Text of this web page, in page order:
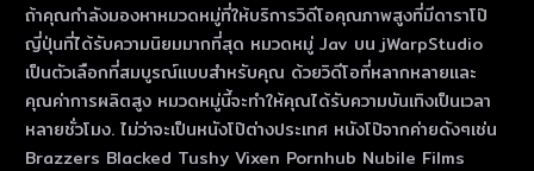
ถ้าคุณกําลังมองหาหมวดหมู่ที่ให้บริการวิดีโอคุณภาพสูงที่มีดาราโป๊
ญี่ปุ่นที่ได้รับความนิยมมากที่สุด หมวดหมู่ Jav บน jWarpStudio
เป็นตัวเลือกที่สมบูรณ์แบบสําหรับคุณ ด้วยวิดีโอที่หลากหลายและ
คุณค่าการผลิตสูง หมวดหมู่นี้จะทําให้คุณได้รับความบันเทิงเป็นเวลา
หลายชั่วโมง. ไม่ว่าจะเป็นหนังโป๊ต่างประเทศ หนังโป๊จากค่ายดังๆเช่น
Brazzers Blacked Tushy Vixen Pornhub Nubile Films